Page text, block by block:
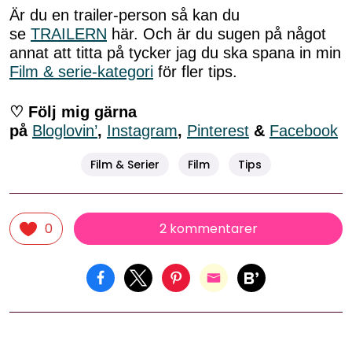
Är du en trailer-person så kan du
se TRAILERN här. Och är du sugen på något
annat att titta på tycker jag du ska spana in min
Film & serie-kategori för fler tips.
♡ Följ mig gärna
på Bloglovin’, Instagram, Pinterest & Facebook
Film & Serier Film Tips
0 2 kommentarer